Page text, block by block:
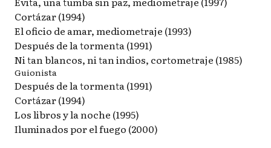
Cortázar (1994)
El oficio de amar, mediometraje (1993)
Después de la tormenta (1991)
Ni tan blancos, ni tan indios, cortometraje (1985)
Guionista
Después de la tormenta (1991)
Cortázar (1994)
Los libros y la noche (1995)
Iluminados por el fuego (2000)